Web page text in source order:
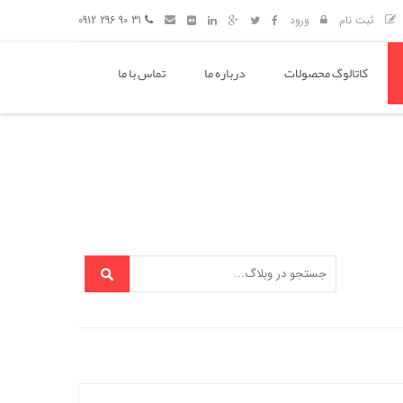
ثبت نام ورود
کاتالوگ محصولات درباره ما تماس با ما